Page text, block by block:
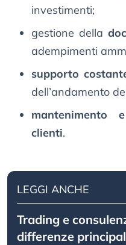
investimenti;
gestione della
adempimenti
supporto
dell’andamento
mantenimento
clienti.
LEGGI ANCHE
Trading e
differenze